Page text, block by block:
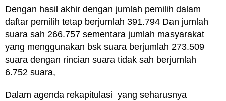
Dengan hasil akhir dengan jumlah pemilih dalam
daftar pemilih tetap berjumlah 391.794 Dan jumlah
suara sah 266.757 sementara jumlah masyarakat
yang menggunakan bsk suara berjumlah 273.509
suara dengan rincian suara tidak sah berjumlah
6.752 suara,
Dalam agenda rekapitulasi yang seharusnya